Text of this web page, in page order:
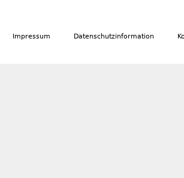
Impressum Datenschutzinformation